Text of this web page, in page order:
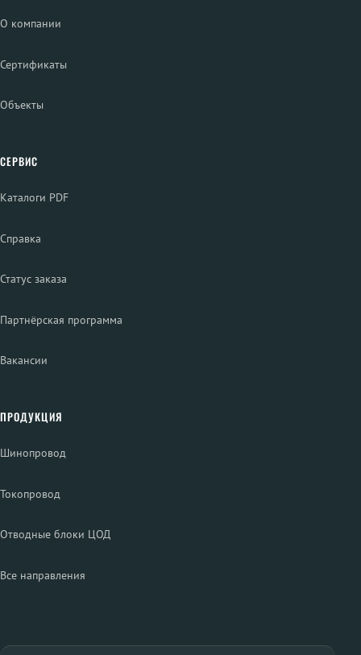
О компании
Сертификаты
Объекты
СЕРВИС
Каталоги PDF
Справка
Статус заказа
Партнёрская программа
Вакансии
ПРОДУКЦИЯ
Шинопровод
Токопровод
Отводные блоки ЦОД
Все направления